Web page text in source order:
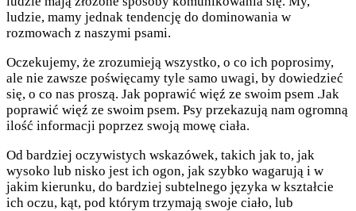
ludzie, mamy jednak tendencję do dominowania w
rozmowach z naszymi psami.
Oczekujemy, że zrozumieją wszystko, o co ich poprosimy,
ale nie zawsze poświęcamy tyle samo uwagi, by dowiedzieć
się, o co nas proszą. Jak poprawić więź ze swoim psem .Jak
poprawić więź ze swoim psem. Psy przekazują nam ogromną
ilość informacji poprzez swoją mowę ciała.
Od bardziej oczywistych wskazówek, takich jak to, jak
wysoko lub nisko jest ich ogon, jak szybko wagarują i w
jakim kierunku, do bardziej subtelnego języka w kształcie
ich oczu, kąt, pod którym trzymają swoje ciało, lub